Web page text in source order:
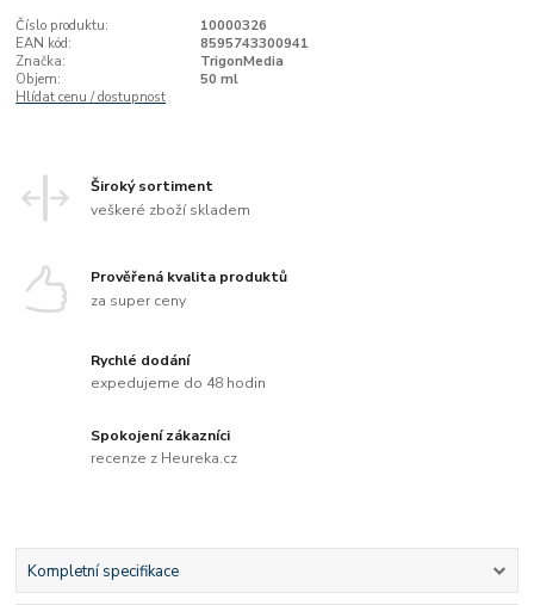
Číslo produktu:
10000326
EAN kód:
8595743300941
Značka:
TrigonMedia
Objem:
50 ml
Hlídat cenu / dostupnost
Široký sortiment
veškeré zboží skladem
Prověřená kvalita produktů
za super ceny
Rychlé dodání
expedujeme do 48 hodin
Spokojení zákazníci
recenze z Heureka.cz
Kompletní specifikace